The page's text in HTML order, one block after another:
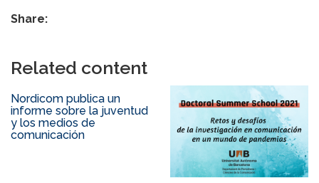
Share:
Related content
Nordicom publica un
informe sobre la juventud
y los medios de
comunicación